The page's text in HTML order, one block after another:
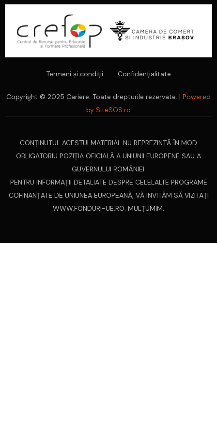
Copyright © 2025 Cariere. Toate drepturile rezervate. | Powered
by SiteSOS.ro
Termeni și condiții Confidențialitate
CONŢINUTUL ACESTUI MATERIAL NU REPREZINTĂ ÎN MOD
OBLIGATORIU POZIŢIA OFICIALĂ A UNIUNII EUROPENE SAU A
GUVERNULUI ROMÂNIEI.
PENTRU INFORMAŢII DETALIATE DESPRE CELELALTE PROGRAME
COFINANŢATE DE UNIUNEA EUROPEANĂ, VĂ INVITĂM SĂ VIZITAŢI
WWW.FONDURI-UE.RO. MULȚUMIM.